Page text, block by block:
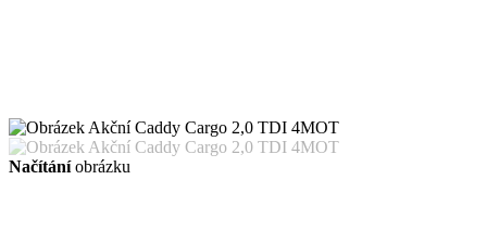
Načítáníobrázku